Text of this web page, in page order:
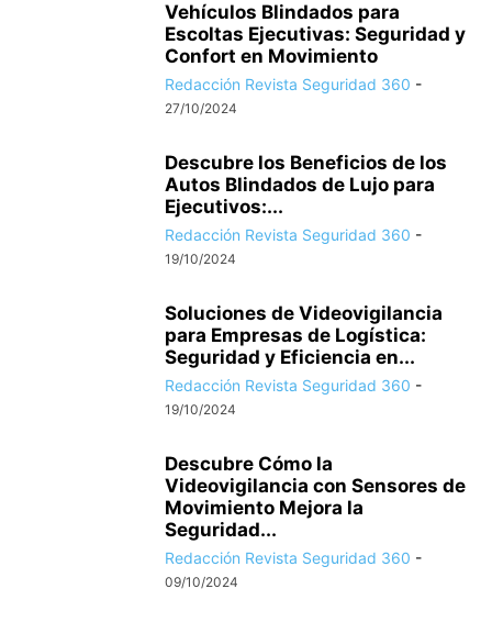
Vehículos Blindados para
Escoltas Ejecutivas: Seguridad y
Confort en Movimiento
Redacción Revista Seguridad 360 -
27/10/2024
Descubre los Beneficios de los
Autos Blindados de Lujo para
Ejecutivos:...
Redacción Revista Seguridad 360 -
19/10/2024
Soluciones de Videovigilancia
para Empresas de Logística:
Seguridad y Eficiencia en...
Redacción Revista Seguridad 360 -
19/10/2024
Descubre Cómo la
Videovigilancia con Sensores de
Movimiento Mejora la
Seguridad...
Redacción Revista Seguridad 360 -
09/10/2024